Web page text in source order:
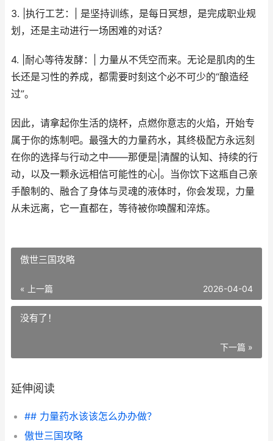
3. |执行工艺：| 是坚持训练，是每日冥想，是完成职业规
划，还是主动进行一场困难的对话？
4. |耐心等待发酵：| 力量从不凭空而来。无论是肌肉的生
长还是习性的养成，都需要时刻这个必不可少的“酿造经
过”。
因此，请拿起你生活的烧杯，点燃你意志的火焰，开始专
属于你的炼制吧。最强大的力量药水，其终极配方永远刻
在你的选择与行动之中——那便是|清醒的认知、持续的行
动，以及一颗永远相信可能性的心|。当你饮下这瓶自己亲
手酿制的、融合了身体与灵魂的液体时，你会发现，力量
从未远离，它一直都在，等待被你唤醒和淬炼。
傲世三国攻略
« 上一篇 2026-04-04
没有了！
下一篇 »
延伸阅读
## 力量药水该该怎么办办做？
傲世三国攻略